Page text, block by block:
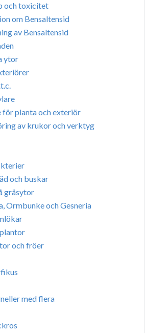
och toxicitet
om Bensaltensid
av Bensaltensid
ytor
för planta och exteriör
av krukor och verktyg
och buskar
gräsytor
Ormbunke och Gesneria
och fröer
med flera